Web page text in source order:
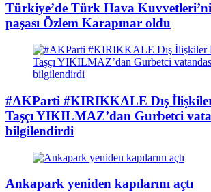
Türkiye’de Türk Hava
paşası Özlem Karapınar oldu
#AKParti #KIRIKKALE Dış İlişkiler
Taşçı YIKILMAZ’dan Gurbetci
bilgilendirdi
Ankapark yeniden kapılarını açtı